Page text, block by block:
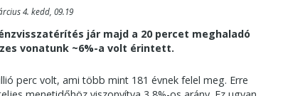
4. kedd, 09.19
jár majd a 20 percet meghaladó
vonatunk ~6%-a volt érintett.
perc volt, ami több mint 181 évnek felel meg. Erre